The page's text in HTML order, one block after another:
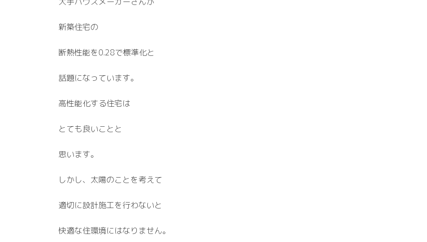
新築住宅の
断熱性能を0.28で標準化と
話題になっています。
高性能化する住宅は
とても良いことと
思います。
しかし、太陽のことを考えて
適切に設計施工を行わないと
快適な住環境にはなりません。